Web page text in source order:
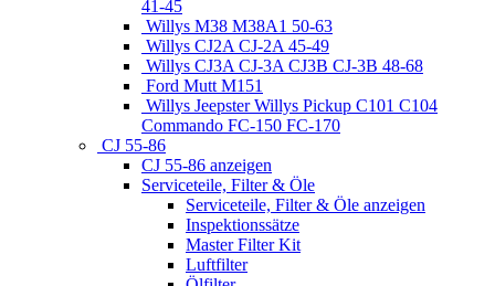
41-45
Willys M38 M38A1 50-63
Willys CJ2A CJ-2A 45-49
Willys CJ3A CJ-3A CJ3B CJ-3B 48-68
Ford Mutt M151
Willys Jeepster Willys Pickup C101 C104
Commando FC-150 FC-170
CJ 55-86
CJ 55-86 anzeigen
Serviceteile, Filter & Öle
Serviceteile, Filter & Öle anzeigen
Inspektionssätze
Master Filter Kit
Luftfilter